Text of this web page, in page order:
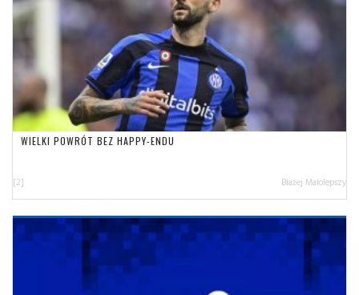
WIELKI POWRÓT BEZ HAPPY-ENDU
[2] Błażej Małolepszy